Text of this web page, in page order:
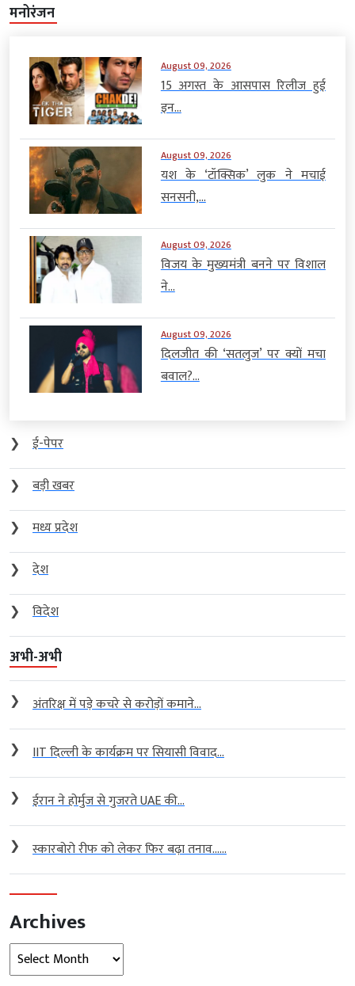
मनोरंजन
August 09, 2026
15 अगस्त के आसपास रिलीज हुई
इन...
August 09, 2026
यश के ‘टॉक्सिक’ लुक ने मचाई
सनसनी,...
August 09, 2026
विजय के मुख्यमंत्री बनने पर विशाल
ने...
August 09, 2026
दिलजीत की ‘सतलुज’ पर क्यों मचा
बवाल?...
❯
ई-पेपर
❯
बड़ी खबर
❯
मध्य प्रदेश
❯
देश
❯
विदेश
अभी-अभी
❯ अंतरिक्ष में पड़े कचरे से करोड़ों कमाने...
❯ IIT दिल्ली के कार्यक्रम पर सियासी विवाद...
❯ ईरान ने होर्मुज से गुजरते UAE की...
❯ स्कारबोरो रीफ को लेकर फिर बढ़ा तनाव…...
Archives
Archives